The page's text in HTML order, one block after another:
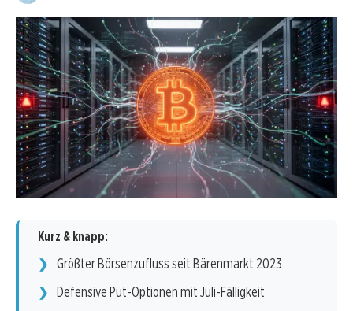
Kurz & knapp:
Größter Börsenzufluss seit Bärenmarkt 2023
Defensive Put-Optionen mit Juli-Fälligkeit